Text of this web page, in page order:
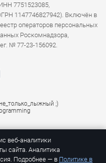
7751523085,
1147746827942). Включён в
операторов персональных
Роскомнадзора,
№ 77-23-156092.
;)
веб-аналитики
сайта. Аналитика
Подробнее — в Политике в